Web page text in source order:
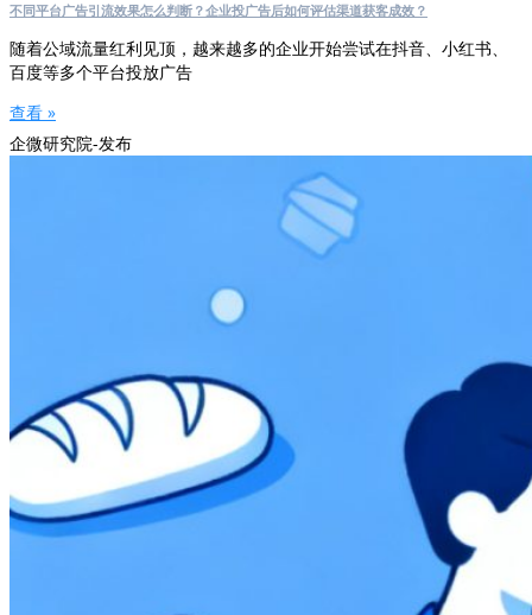
不同平台广告引流效果怎么判断？企业投广告后如何评估渠道获客成效？
随着公域流量红利见顶，越来越多的企业开始尝试在抖音、小红书、
百度等多个平台投放广告
查看 »
企微研究院-发布